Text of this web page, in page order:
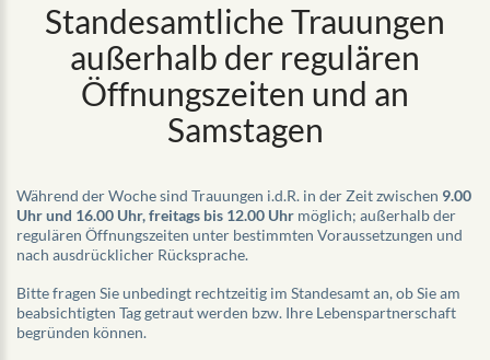
Standesamtliche Trauungen
außerhalb der regulären
Öffnungszeiten und an
Samstagen
Während der Woche sind Trauungen i.d.R. in der Zeit zwischen 9.00
Uhr und 16.00 Uhr, freitags bis 12.00 Uhr möglich; außerhalb der
regulären Öffnungszeiten unter bestimmten Voraussetzungen und
nach ausdrücklicher Rücksprache.
Bitte fragen Sie unbedingt rechtzeitig im Standesamt an, ob Sie am
beabsichtigten Tag getraut werden bzw. Ihre Lebenspartnerschaft
begründen können.